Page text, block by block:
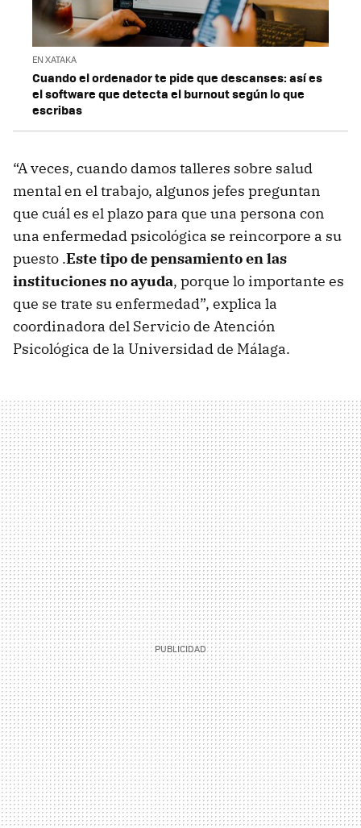
EN XATAKA
Cuando el ordenador te pide que descanses: así es
el software que detecta el burnout según lo que
escribas
“A veces, cuando damos talleres sobre salud
mental en el trabajo, algunos jefes preguntan
que cuál es el plazo para que una persona con
una enfermedad psicológica se reincorpore a su
puesto .Este tipo de pensamiento en las
instituciones no ayuda, porque lo importante es
que se trate su enfermedad”, explica la
coordinadora del Servicio de Atención
Psicológica de la Universidad de Málaga.